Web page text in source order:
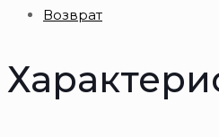
пробы
Возврат